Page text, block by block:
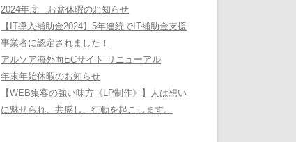
2024年度 お盆休暇のお知らせ
【IT導入補助金2024】5年連続でIT補助金支援
事業者に認定されました！
アルソア海外向ECサイト リニューアル
年末年始休暇のお知らせ
【WEB集客の強い味方《LP制作》】人は想い
に魅せられ、共感し、行動を起こします。